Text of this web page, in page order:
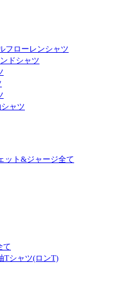
フローレンシャツ
ドシャツ
ャツ
ット&ジャージ全て
て
Tシャツ(ロンT)